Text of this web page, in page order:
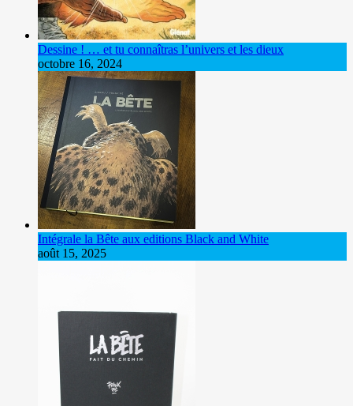
Dessine ! … et tu connaîtras l’univers et les dieux
octobre 16, 2024
Intégrale la Bête aux editions Black and White
août 15, 2025